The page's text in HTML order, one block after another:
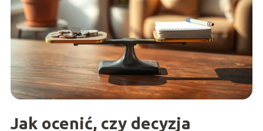
Jak ocenić, czy decyzja